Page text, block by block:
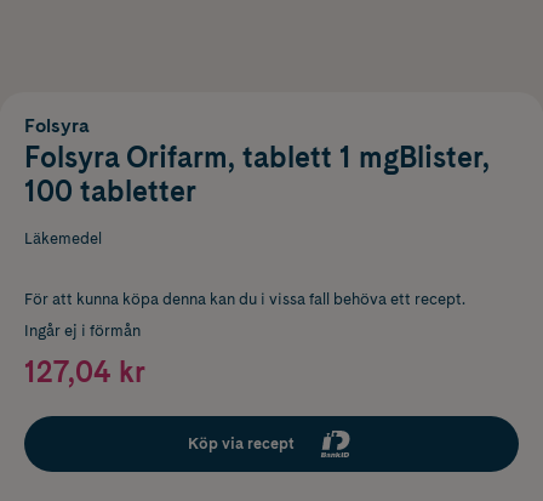
Folsyra
Folsyra Orifarm, tablett 1 mgBlister,
100 tabletter
Läkemedel
För att kunna köpa denna kan du i vissa fall behöva ett recept.
Ingår ej i förmån
127,04 kr
Köp via recept